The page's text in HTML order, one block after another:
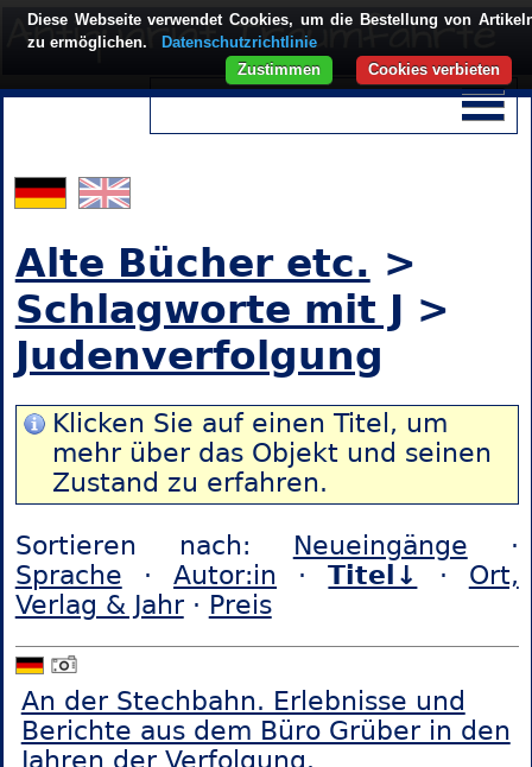
Alte Bücher etc. >
Schlagworte mit J >
Judenverfolgung
Klicken Sie auf einen Titel, um
mehr über das Objekt und seinen
Zustand zu erfahren.
Sortieren nach: Neueingänge ·
Sprache ·Autor:in ·Titel↓ · Ort,
Verlag & Jahr· Preis
An der Stechbahn. Erlebnisse und
Berichte aus dem Büro Grüber in den
Jahren der Verfolgung.
Diese Webseite verwendet Cookies, um die Bestellung von
zu ermöglichen.
Datenschutzrichtlinie
Cookies verbieten
Zustimmen